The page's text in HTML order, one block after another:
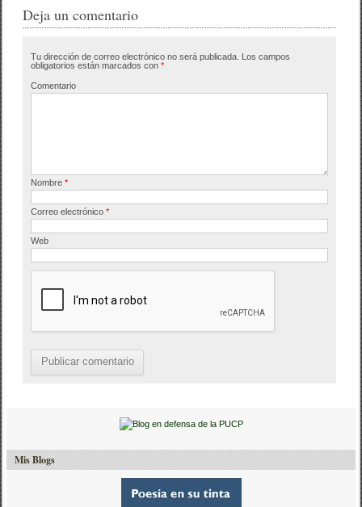
e
o
o
er p
tir
Deja un comentario
Tu dirección de correo electrónico no será publicada. Los campos
obligatorios están marcados con*
Comentario
Nombre*
Correo electrónico*
Web
Mis Blogs